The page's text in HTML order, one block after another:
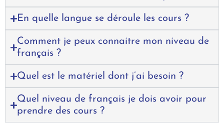
En quelle langue se déroule les cours ?
Comment je peux connaitre mon niveau de
français ?
Quel est le matériel dont j’ai besoin ?
Quel niveau de français je dois avoir pour
prendre des cours ?